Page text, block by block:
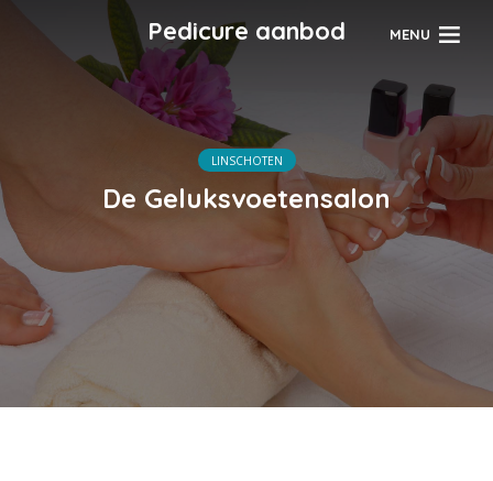
Pedicure aanbod MENU
LINSCHOTEN
De Geluksvoetensalon